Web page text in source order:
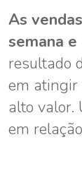
As
semana
resultado
em atingir
alto valor.
em